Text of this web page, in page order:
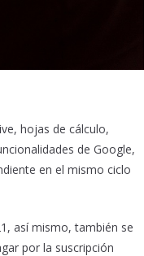
hojas de cálculo,
de Google,
en el mismo ciclo
así mismo, también se
por la suscripción